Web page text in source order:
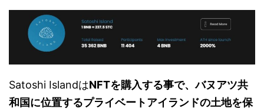
Satoshi IslandはNFTを購入する事で、バヌアツ共
和国に位置するプライベートアイランドの土地を保